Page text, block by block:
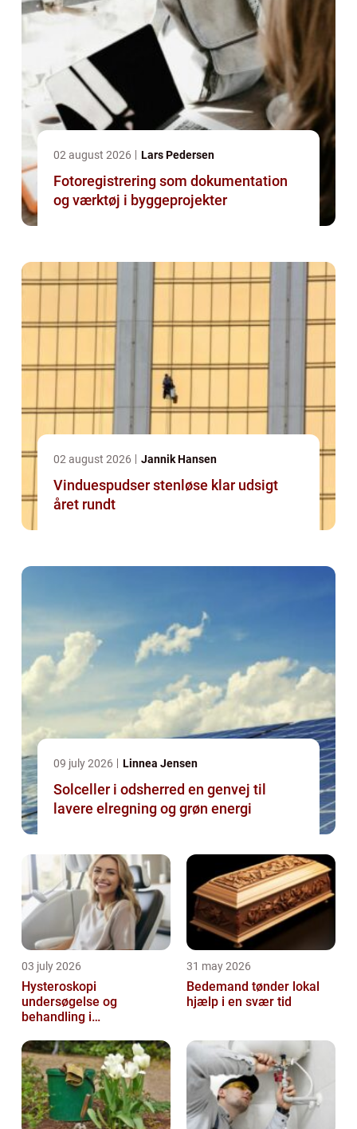
02 august 2026 Lars Pedersen
Fotoregistrering som dokumentation
og værktøj i byggeprojekter
02 august 2026 Jannik Hansen
Vinduespudser stenløse klar udsigt
året rundt
09 july 2026 Linnea Jensen
Solceller i odsherred en genvej til
lavere elregning og grøn energi
03 july 2026
Hysteroskopi
undersøgelse og
behandling i
31 may 2026
Bedemand tønder lokal
hjælp i en svær tid